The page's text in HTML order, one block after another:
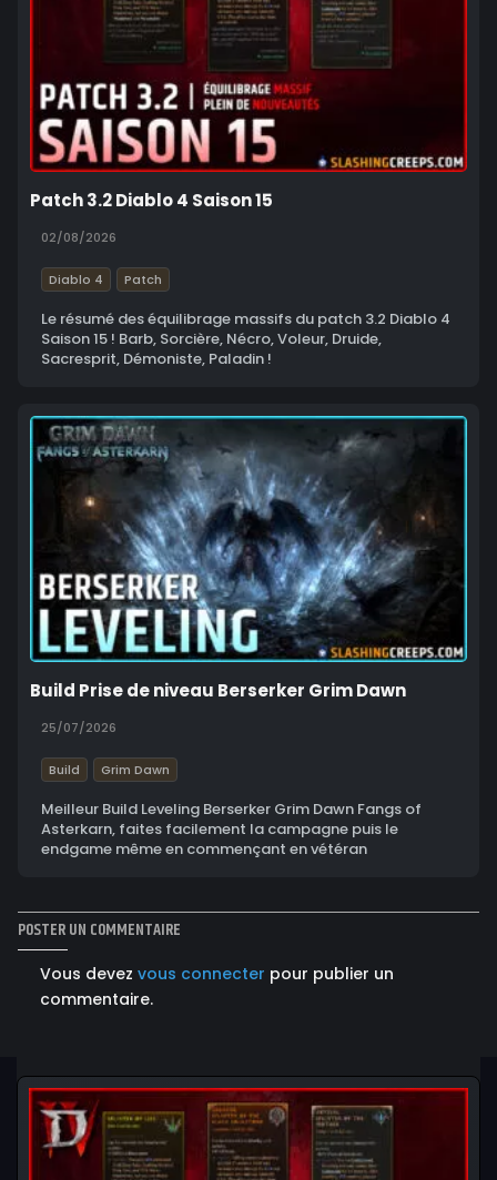
Patch 3.2 Diablo 4 Saison 15
02/08/2026
Diablo 4 Patch
Le résumé des équilibrage massifs du patch 3.2 Diablo 4
Saison 15 ! Barb, Sorcière, Nécro, Voleur, Druide,
Sacresprit, Démoniste, Paladin !
Build Prise de niveau Berserker Grim Dawn
25/07/2026
Build Grim Dawn
Meilleur Build Leveling Berserker Grim Dawn Fangs of
Asterkarn, faites facilement la campagne puis le
endgame même en commençant en vétéran
POSTER UN COMMENTAIRE
Vous devez vous connecter pour publier un
commentaire.